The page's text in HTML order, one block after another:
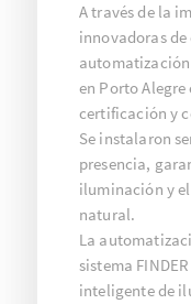
A través de la
innovadoras
automatización
en Porto
certificación y
Se instalaron
presencia,
iluminación y
natural.
La
sistema
inteligente de